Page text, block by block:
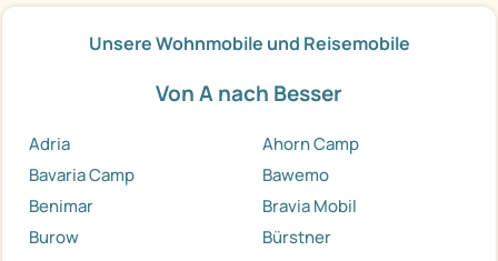
Unsere Wohnmobile und Reisemobile
Von A nach Besser
Adria
Ahorn Camp
Bavaria Camp
Bawemo
Benimar
Bravia Mobil
Burow
Bürstner